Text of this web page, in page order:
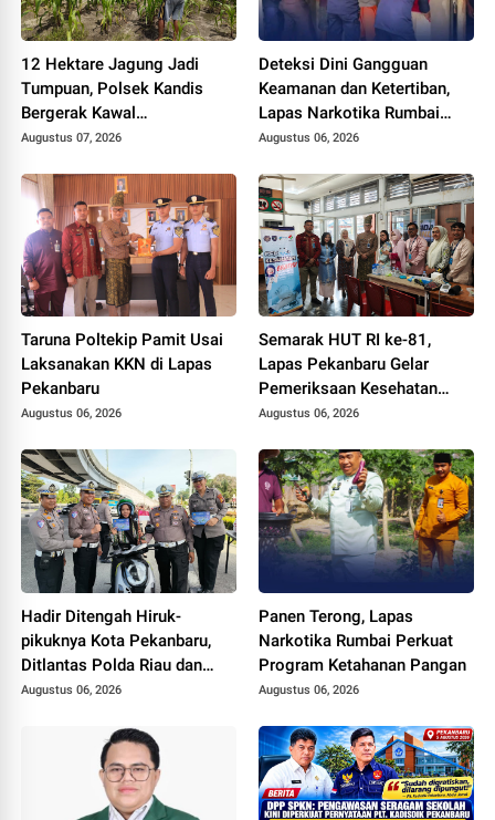
12 Hektare Jagung Jadi
Tumpuan, Polsek Kandis
Bergerak Kawal
Swasembada Pangan
Augustus 07, 2026
Deteksi Dini Gangguan
Keamanan dan Ketertiban,
Lapas Narkotika Rumbai
Gelar Razia Rutin Blok
Augustus 06, 2026
Taruna Poltekip Pamit Usai
Laksanakan KKN di Lapas
Pekanbaru
Augustus 06, 2026
Semarak HUT RI ke-81,
Lapas Pekanbaru Gelar
Pemeriksaan Kesehatan
Gratis untuk Warga Binaan
Augustus 06, 2026
Hadir Ditengah Hiruk-
pikuknya Kota Pekanbaru,
Ditlantas Polda Riau dan
Polantas KARIB Kobarkan
Nasionalisme dan Green
Policing Jelang HUT RI Ke-
Augustus 06, 2026
Panen Terong, Lapas
Narkotika Rumbai Perkuat
Program Ketahanan Pangan
Augustus 06, 2026